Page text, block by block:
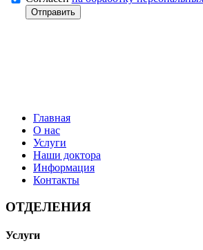
Отправить
Главная
О нас
Услуги
Наши доктора
Информация
Контакты
ОТДЕЛЕНИЯ
Услуги